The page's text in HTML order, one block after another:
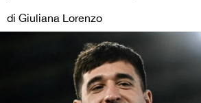
di Giuliana Lorenzo